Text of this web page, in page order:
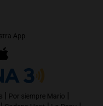
App
| Por siempre Mario |